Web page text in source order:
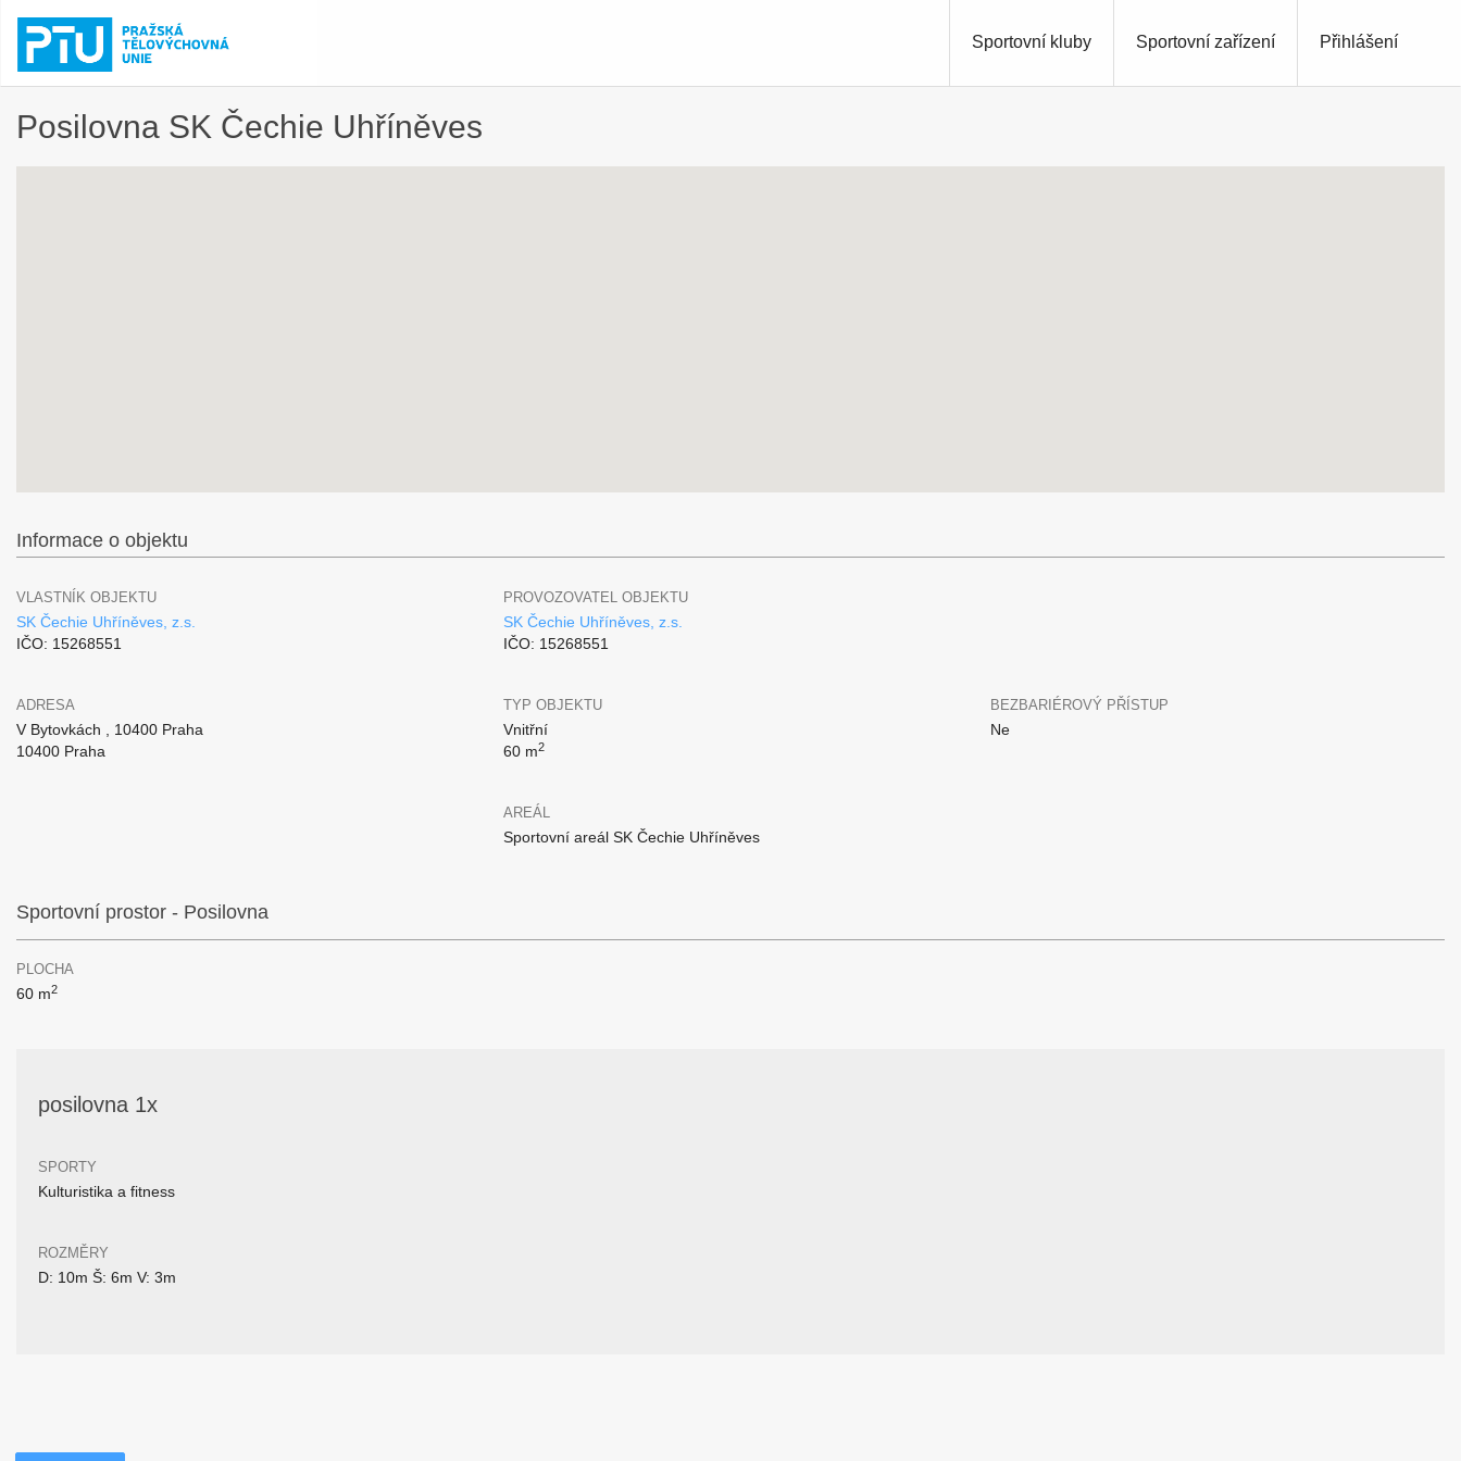
Přihlášení
Sportovní kluby Sportovní zařízení
Posilovna SK Čechie Uhříněves
Informace o objektu
VLASTNÍK OBJEKTU
SK Čechie Uhříněves, z.s.
IČO: 15268551
PROVOZOVATEL OBJEKTU
SK Čechie Uhříněves, z.s.
IČO: 15268551
ADRESA
V Bytovkách , 10400 Praha
10400 Praha
TYP OBJEKTU
Vnitřní
60 m2
BEZBARIÉROVÝ PŘÍSTUP
Ne
AREÁL
Sportovní areál SK Čechie Uhříněves
Sportovní prostor - Posilovna
PLOCHA
60 m2
posilovna 1x
SPORTY
Kulturistika a fitness
ROZMĚRY
D: 10m Š: 6m V: 3m